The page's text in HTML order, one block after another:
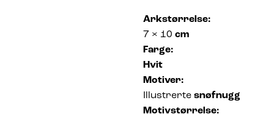
Arkstørrelse:
7 × 10 cm
Farge:
Hvit
Motiver:
Illustrerte snøfnugg
Motivstørrelse: